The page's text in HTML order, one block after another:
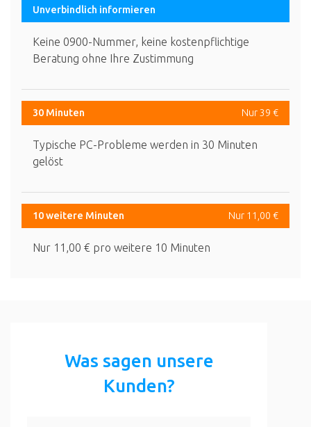
Unverbindlich informieren
Keine 0900-Nummer, keine kostenpflichtige
Beratung ohne Ihre Zustimmung
30 Minuten Nur 39 €
Typische PC-Probleme werden in 30 Minuten
gelöst
10 weitere Minuten Nur 11,00 €
Nur 11,00 € pro weitere 10 Minuten
Was sagen unsere
Kunden?